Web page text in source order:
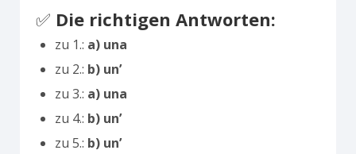
✅ Die richtigen Antworten:
zu 1.: a) una
zu 2.: b) un’
zu 3.: a) una
zu 4.: b) un’
zu 5.: b) un’